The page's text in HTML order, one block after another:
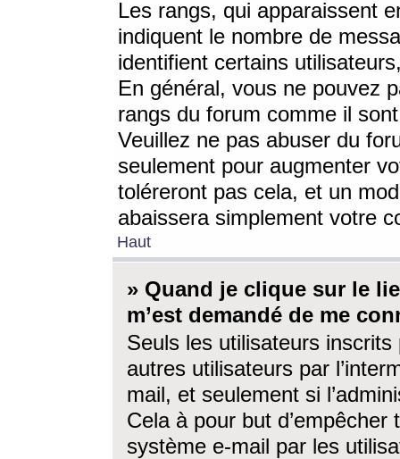
Les rangs, qui apparaissent
indiquent le nombre de
identifient certains
En général, vous ne pouvez
rangs du forum comme il
Veuillez ne pas abuser du
seulement pour augmenter
toléreront pas cela, et un
abaissera simplement votre
Haut
» Quand je clique sur le
m’est demandé de me
Seuls les utilisateurs
autres utilisateurs par
mail, et seulement si
Cela à pour but
système e-mail par les